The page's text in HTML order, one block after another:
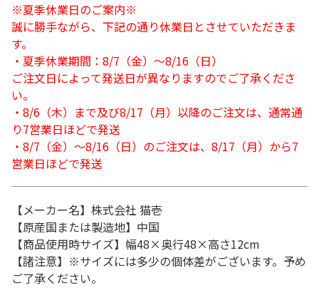
※夏季休業日のご案内※
誠に勝手ながら、下記の通り休業日とさせていただきま
す。
・夏季休業期間：8/7（金）～8/16（日）
ご注文日によって発送日が異なりますのでご了承くださ
い。
・8/6（木）まで及び8/17（月）以降のご注文は、通常通
り7営業日ほどで発送
・8/7（金）～8/16（日）のご注文は、8/17（月）から7
営業日ほどで発送
【メーカー名】株式会社 猫壱
【原産国または製造地】中国
【商品使用時サイズ】幅48×奥行48×高さ12cm
【諸注意】※サイズには多少の個体差がございます。予め
ご了承ください。